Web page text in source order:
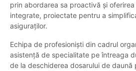
prin abordarea sa proactivă și
integrate, proiectate pentru a
asiguraților.
Echipa de profesioniști din cadrul
asistență de specialitate pe întreaga
de la deschiderea dosarului de daună